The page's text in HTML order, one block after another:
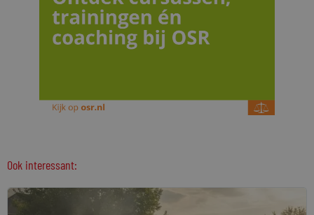
Ook interessant: